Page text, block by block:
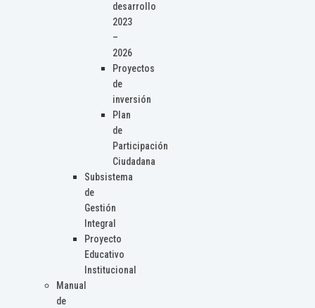
desarrollo
2023
–
2026
Proyectos
de
inversión
Plan
de
Participación
Ciudadana
Subsistema
de
Gestión
Integral
Proyecto
Educativo
Institucional
Manual
de